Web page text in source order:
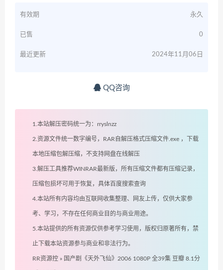
有效期 永久
已售 0
最近更新 2024年11月06日
QQ咨询
1.本站解压密码统一为：rryslnzz
2.资源文件统一数字编号，RAR自解压格式压缩文件.exe ，下载
本地压缩包解压缩，不支持网盘在线解压
3.解压工具推荐WINRAR最新版，所有压缩文件都有压缩记录，
压缩包损坏可用于恢复，具体百度搜索查询
4.本站所有内容均由互联网收集整理、网友上传，仅供大家参
考、学习，不存在任何商业目的与商业用途。
5.本站提供的所有资源仅供参考学习使用，版权归原著所有，禁
止下载本站资源参与商业和非法行为。
RR资源控 » 国产剧《天外飞仙》2006 1080P 全39集 豆瓣 8.1分